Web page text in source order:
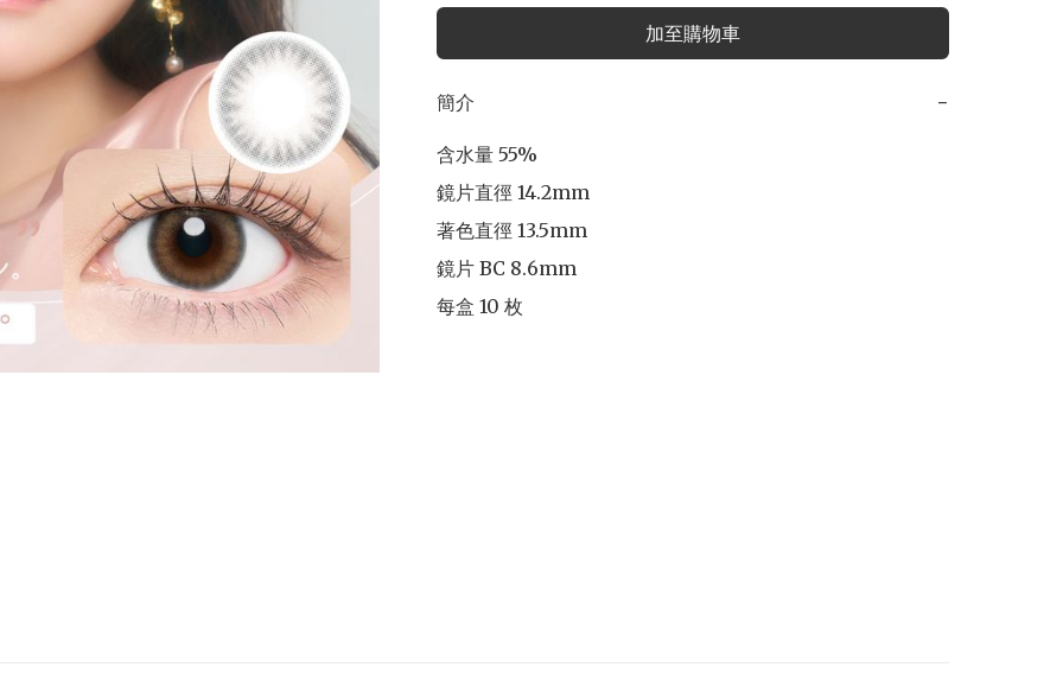
加至購物車
簡介 −
含水量 55%
鏡片直徑 14.2mm
著色直徑 13.5mm
鏡片 BC 8.6mm
每盒 10 枚